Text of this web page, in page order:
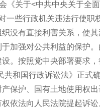
《关于<中共中央关于全
一些行政机关违法行使职
没有直接利害关系，使
加强对公共利益的保护。
。按照党中央部署要求，
和国行政诉讼法》正式
保护、国有土地使用权
依法向人民法院提起诉